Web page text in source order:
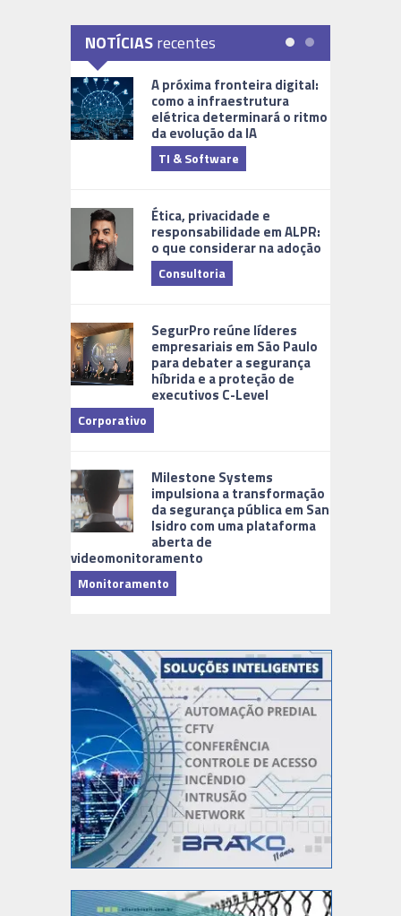
NOTÍCIASrecentes
A próxima fronteira digital:
como a infraestrutura
elétrica determinará o ritmo
da evolução da IA
TI & Software
Ética, privacidade e
responsabilidade em ALPR:
o que considerar na adoção
Consultoria
SegurPro reúne líderes
empresariais em São Paulo
para debater a segurança
híbrida e a proteção de
executivos C-Level
Corporativo
Milestone Systems
impulsiona a transformação
da segurança pública em San
Isidro com uma plataforma
aberta de
videomonitoramento
Monitoramento